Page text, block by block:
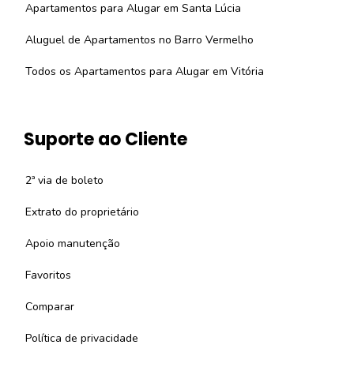
Apartamentos para Alugar em Santa Lúcia
Aluguel de Apartamentos no Barro Vermelho
Todos os Apartamentos para Alugar em Vitória
Suporte ao Cliente
2ª via de boleto
Extrato do proprietário
Apoio manutenção
Favoritos
Comparar
Política de privacidade